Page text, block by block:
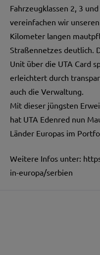
Fahrzeugklassen 2, 3
vereinfachen wir
Kilometer langen
Straßennetzes deutlich.
Unit über die UTA Card
erleichtert durch
auch die Verwaltung.
Mit dieser jüngsten
hat UTA Edenred nun
Länder Europas im
Weitere Infos unter:
in-europa/serbien